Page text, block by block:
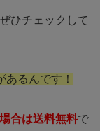
ひチェックして
あるんです！
合は送料無料で